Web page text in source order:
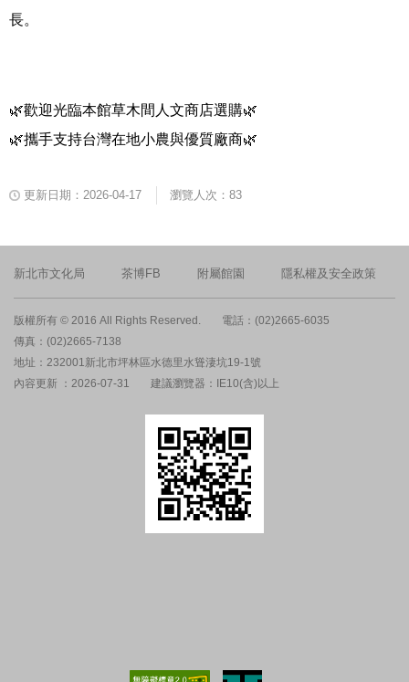
長。
🌿歡迎光臨本館草木間人文商店選購🌿
🌿攜手支持台灣在地小農與優質廠商🌿
更新日期：2026-04-17 瀏覽人次：83
新北市文化局 茶博FB 附屬館園 隱私權及安全政策
版權所有 © 2016 All Rights Reserved.
電話：(02)2665-6035
傳真：(02)2665-7138
地址：232001新北市坪林區水德里水聳淒坑19-1號
內容更新 ：2026-07-31
建議瀏覽器：IE10(含)以上